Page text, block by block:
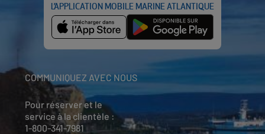
L’APPLICATION MOBILE MARINE ATLANTIQUE
COMMUNIQUEZ AVEC NOUS
Pour réserver et le
service à la clientèle :
1-800-341-7981